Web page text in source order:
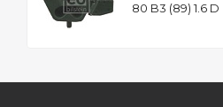
80 B3 (89) 1.6 D